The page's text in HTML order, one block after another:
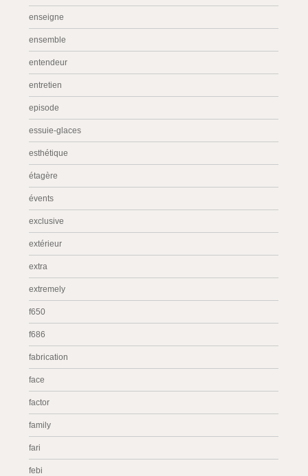
enseigne
ensemble
entendeur
entretien
episode
essuie-glaces
esthétique
étagère
évents
exclusive
extérieur
extra
extremely
f650
f686
fabrication
face
factor
family
fari
febi